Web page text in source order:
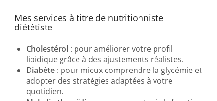
Mes services à titre de nutritionniste
diététiste
Cholestérol : pour améliorer votre profil
lipidique grâce à des ajustements réalistes.
Diabète : pour mieux comprendre la glycémie et
adopter des stratégies adaptées à votre
quotidien.